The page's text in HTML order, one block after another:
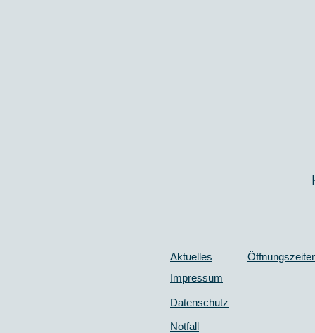
Aktuelles
Datenschutz
Impressum
Notfall